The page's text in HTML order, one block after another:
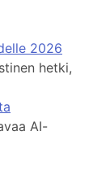
2026
hetki,
AI-